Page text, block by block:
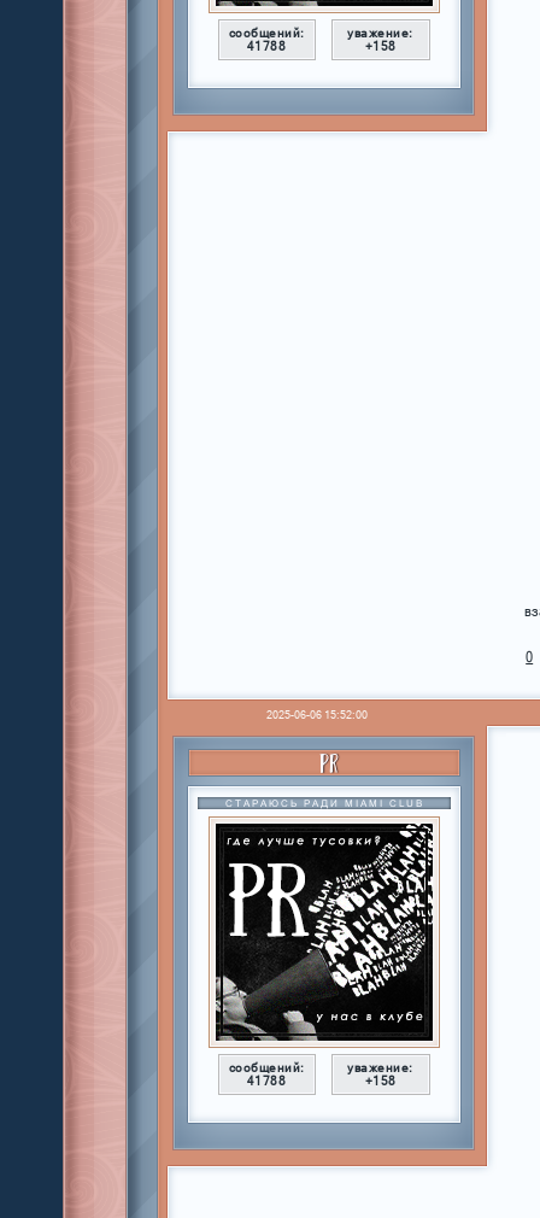
сообщений:
41788
уважение:
+158
0
2025-06-06 15:52:00
PR
СТАРАЮСЬ РАДИ MIAMI CLUB
сообщений:
41788
уважение:
+158